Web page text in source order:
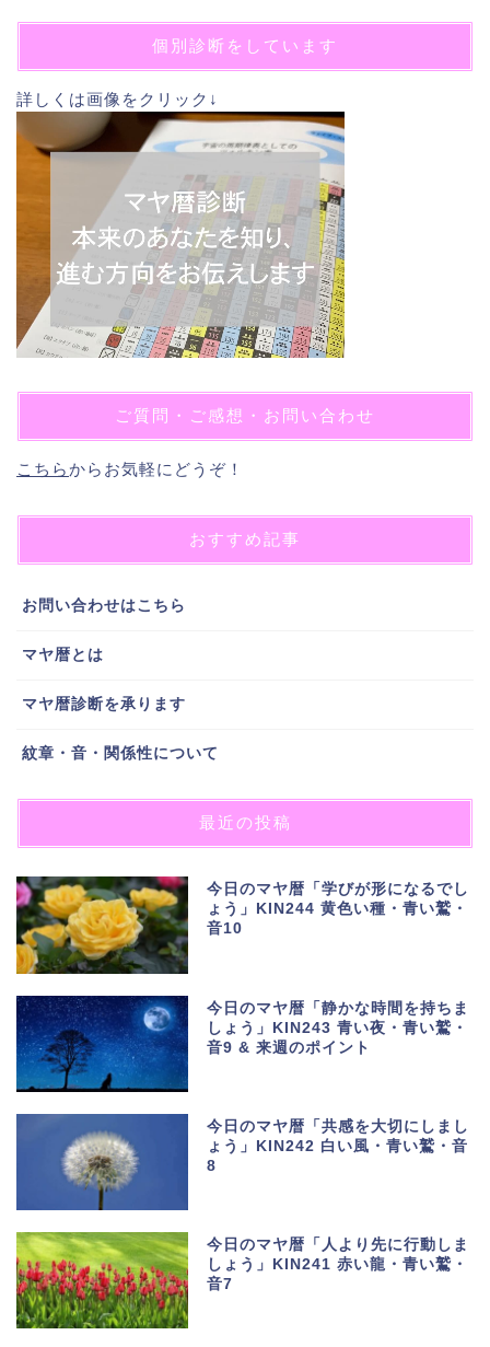
個別診断をしています
詳しくは画像をクリック↓
ご質問・ご感想・お問い合わせ
こちらからお気軽にどうぞ！
おすすめ記事
お問い合わせはこちら
マヤ暦とは
マヤ暦診断を承ります
紋章・音・関係性について
最近の投稿
今日のマヤ暦「学びが形になるでし
ょう」KIN244 黄色い種・青い鷲・
音10
今日のマヤ暦「静かな時間を持ちま
しょう」KIN243 青い夜・青い鷲・
音9 & 来週のポイント
今日のマヤ暦「共感を大切にしまし
ょう」KIN242 白い風・青い鷲・音
8
今日のマヤ暦「人より先に行動しま
しょう」KIN241 赤い龍・青い鷲・
音7